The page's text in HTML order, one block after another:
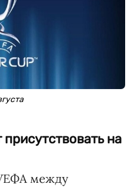
на
между